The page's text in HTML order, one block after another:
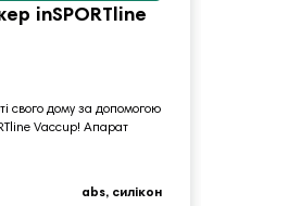
inSPORTline
свого дому за допомогою
Vaccup! Апарат
abs, силікон